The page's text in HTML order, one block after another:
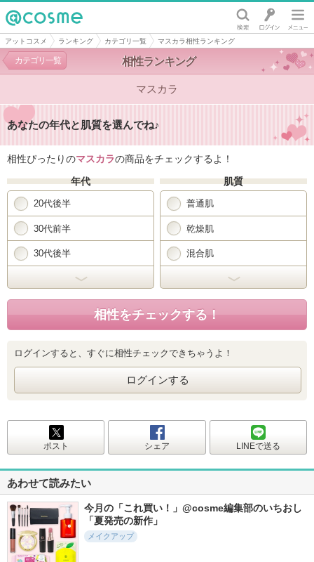
@cosme
アットコスメ ランキング カテゴリ一覧 マスカラ相性ランキング
相性ランキング
カテゴリ一覧
マスカラ
あなたの年代と肌質を選んでね♪
相性ぴったりのマスカラの商品をチェックするよ！
年代
20代後半
30代前半
30代後半
肌質
普通肌
乾燥肌
混合肌
ログインすると、すぐに相性チェックできちゃうよ！
ログインする
ポスト シェア LINEで送る
あわせて読みたい
今月の「これ買い！」@cosme編集部のいちおし
「夏発売の新作」
メイクアップ